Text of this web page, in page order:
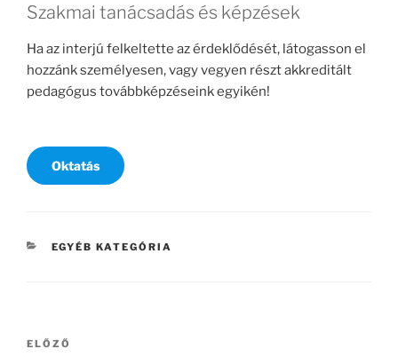
Szakmai tanácsadás és képzések
Ha az interjú felkeltette az érdeklődését, látogasson el
hozzánk személyesen, vagy vegyen részt akkreditált
pedagógus továbbképzéseink egyikén!
Oktatás
KATEGÓRIÁK
EGYÉB KATEGÓRIA
Bejegyzés
Korábbi
ELŐZŐ